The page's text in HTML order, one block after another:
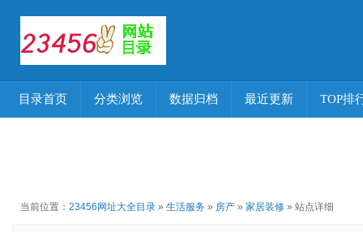
目录首页 分类浏览 数据归档 最近更新 TOP排
当前位置： 23456网址大全目录 » 生活服务 » 房产 » 家居装修 » 站点详细